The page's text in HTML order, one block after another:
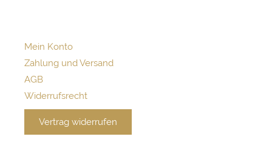
Mein Konto
Zahlung und Versand
AGB
Widerrufsrecht
Vertrag widerrufen